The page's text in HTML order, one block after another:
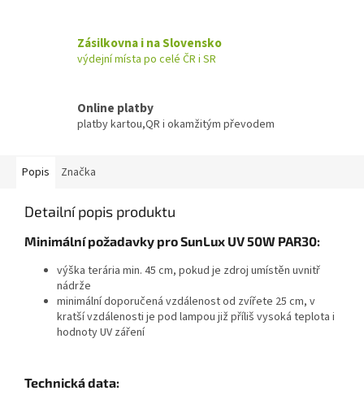
Zásilkovna i na Slovensko
výdejní místa po celé ČR i SR
Online platby
platby kartou,QR i okamžitým převodem
Popis Značka
Detailní popis produktu
Minimální požadavky pro SunLux UV 50W PAR30:
výška terária min. 45 cm, pokud je zdroj umístěn uvnitř
nádrže
minimální doporučená vzdálenost od zvířete 25 cm, v
kratší vzdálenosti je pod lampou již příliš vysoká teplota i
hodnoty UV záření
Technická data: